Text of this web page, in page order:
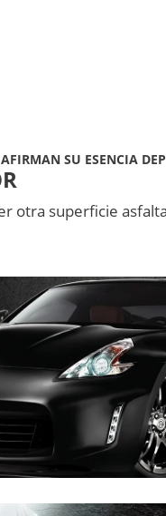
SU ESENCIA
otra superficie